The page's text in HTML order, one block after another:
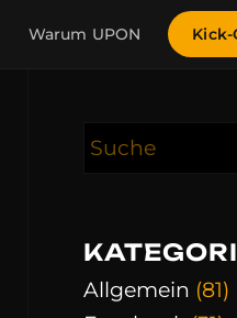
Warum UPON
Allgemein (81)